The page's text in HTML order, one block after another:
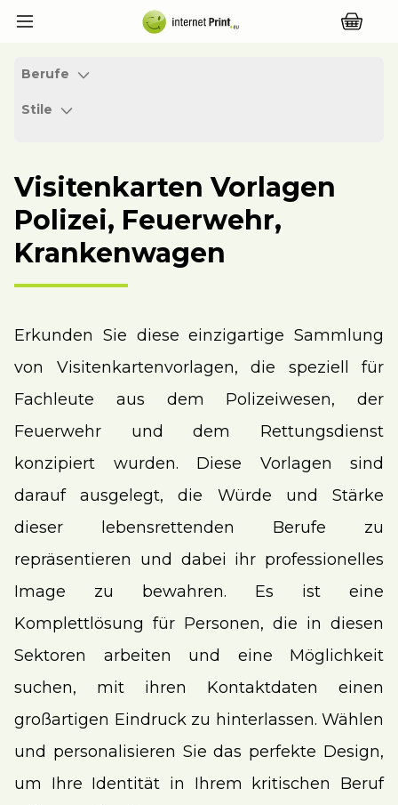
Berufe
Stile
Visitenkarten Vorlagen
Polizei, Feuerwehr,
Krankenwagen
Erkunden Sie diese einzigartige Sammlung
von Visitenkartenvorlagen, die speziell für
Fachleute aus dem Polizeiwesen, der
Feuerwehr und dem Rettungsdienst
konzipiert wurden. Diese Vorlagen sind
darauf ausgelegt, die Würde und Stärke
dieser lebensrettenden Berufe zu
repräsentieren und dabei ihr professionelles
Image zu bewahren. Es ist eine
Komplettlösung für Personen, die in diesen
Sektoren arbeiten und eine Möglichkeit
suchen, mit ihren Kontaktdaten einen
großartigen Eindruck zu hinterlassen. Wählen
und personalisieren Sie das perfekte Design,
um Ihre Identität in Ihrem kritischen Beruf